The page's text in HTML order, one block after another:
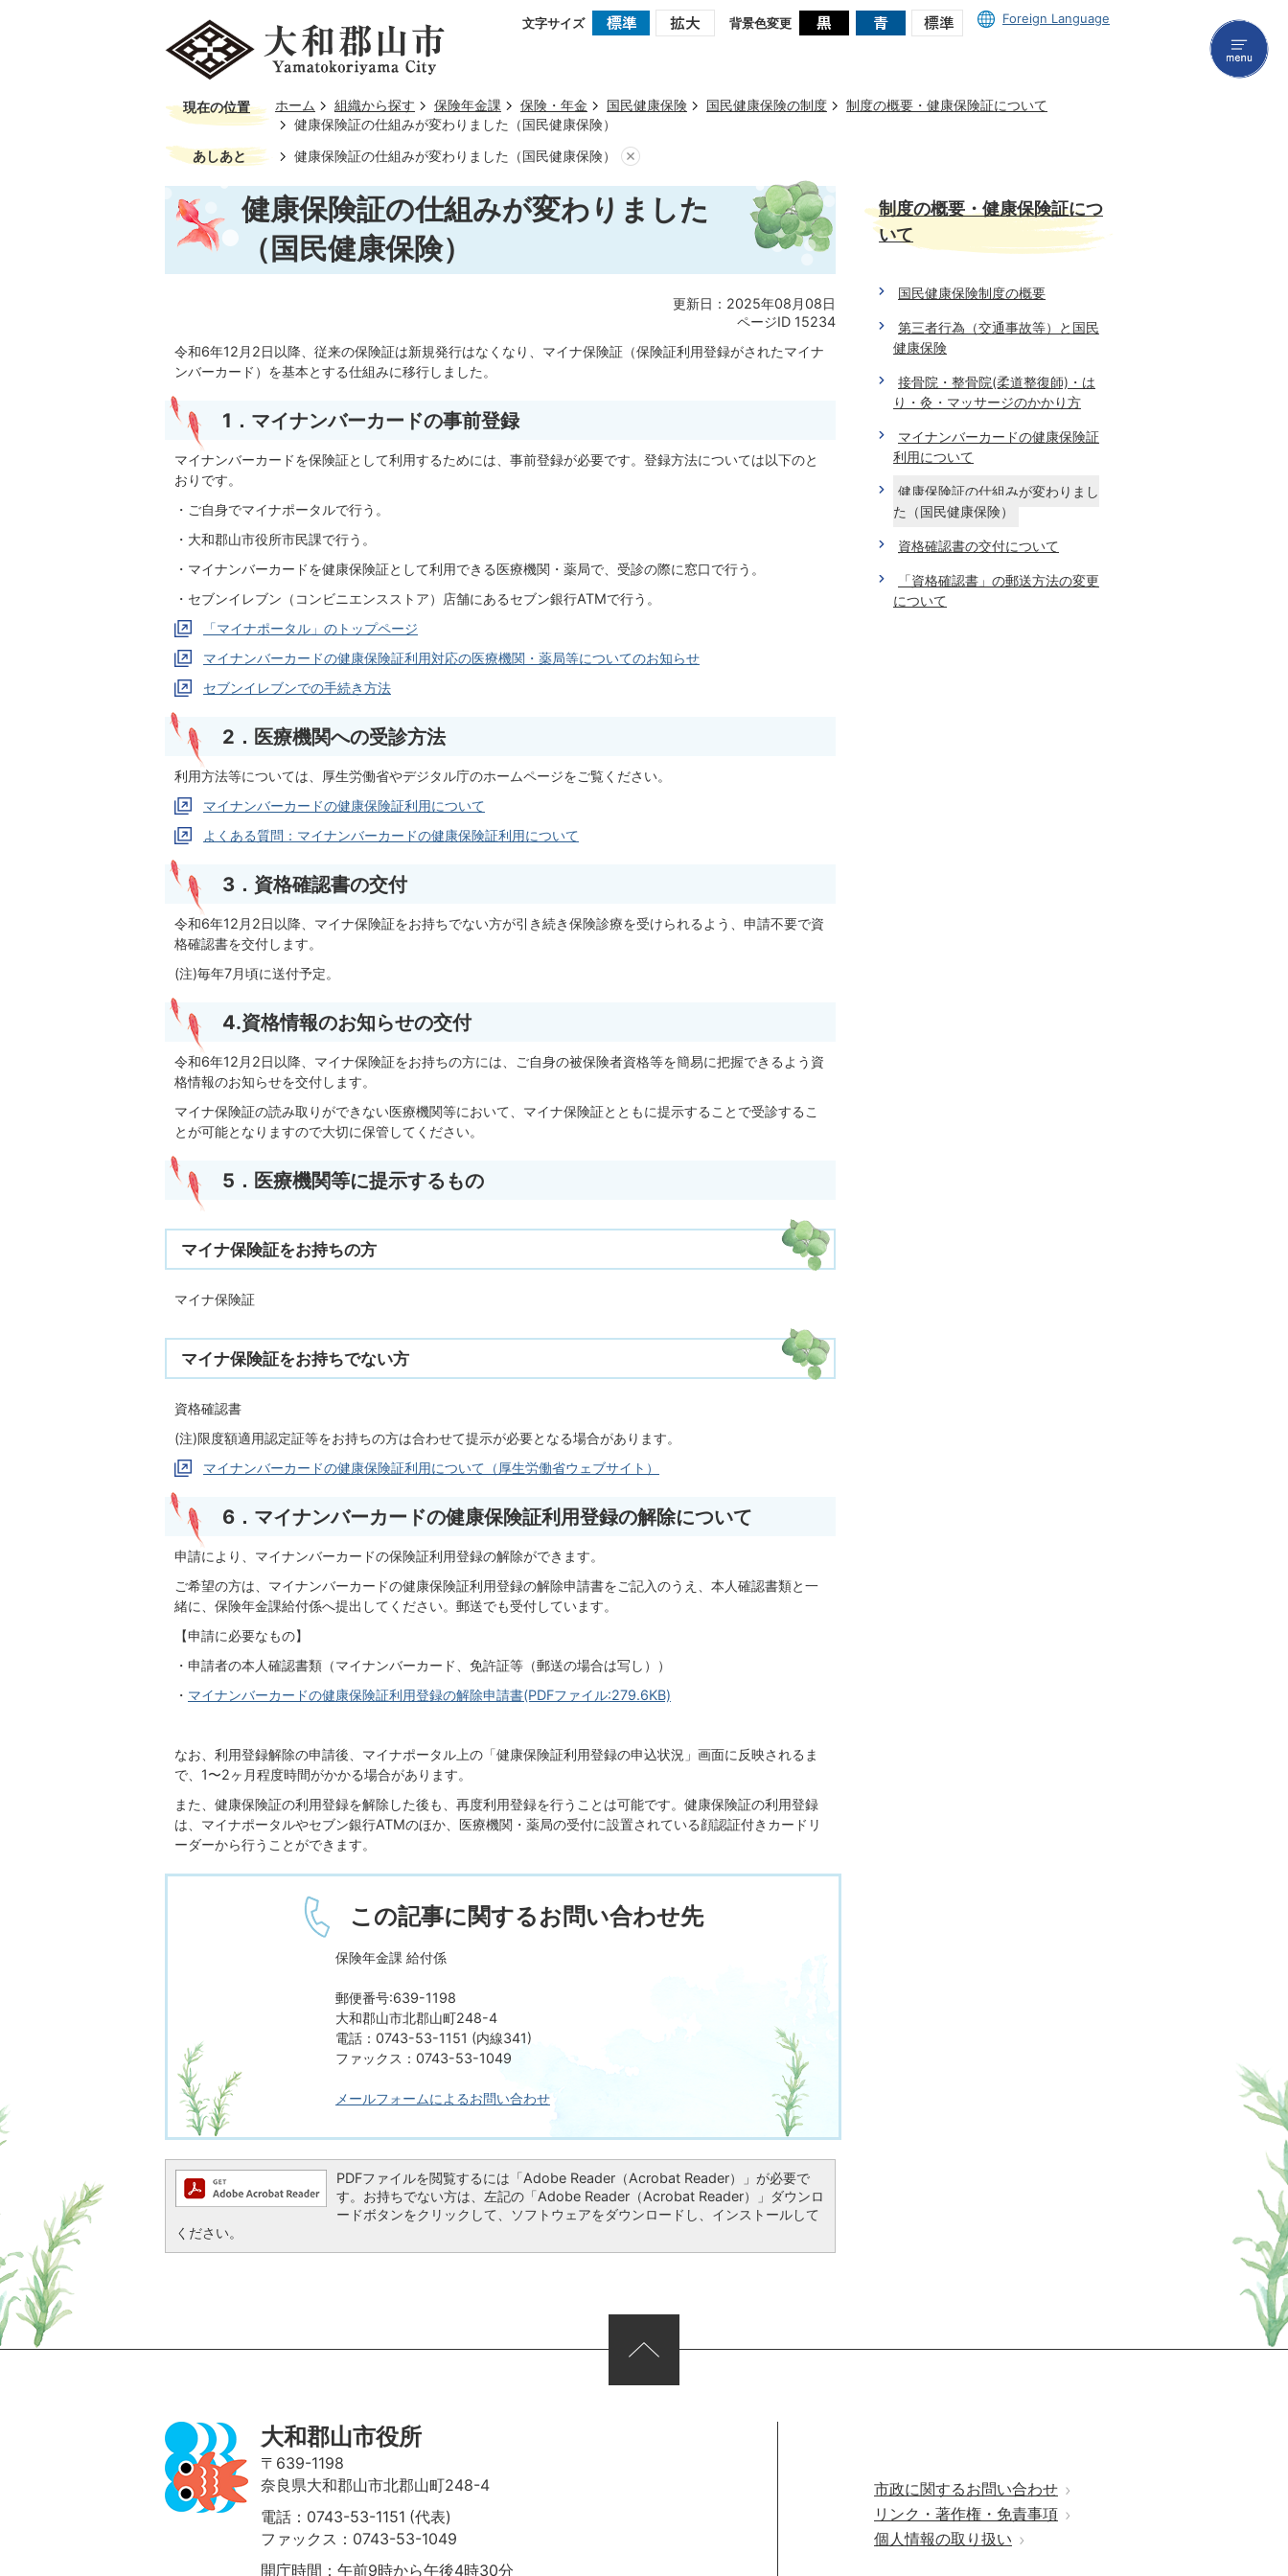
文字サイズ 背景色変更 Foreign Language
現在の位置 ホーム 組織から探す 保険年金課 保険・年金 国民健康保険 国民健康保険の制度
制度の概要・健康保険証について
健康保険証の仕組みが変わりました（国民健康保険）
あしあと 健康保険証の仕組みが変わりました（国民健康保険）
健康保険証の仕組みが変わりました
（国民健康保険）
更新日：2025年08月08日
ページID 15234
令和6年12月2日以降、従来の保険証は新規発行はなくなり、マイナ保険証（保険証利用登録がされたマイナ
ンバーカード）を基本とする仕組みに移行しました。
1．マイナンバーカードの事前登録
マイナンバーカードを保険証として利用するためには、事前登録が必要です。登録方法については以下のと
おりです。
・ご自身でマイナポータルで行う。
・大和郡山市役所市民課で行う。
・マイナンバーカードを健康保険証として利用できる医療機関・薬局で、受診の際に窓口で行う。
・セブンイレブン（コンビニエンスストア）店舗にあるセブン銀行ATMで行う。
「マイナポータル」のトップページ
マイナンバーカードの健康保険証利用対応の医療機関・薬局等についてのお知らせ
セブンイレブンでの手続き方法
2．医療機関への受診方法
利用方法等については、厚生労働省やデジタル庁のホームページをご覧ください。
マイナンバーカードの健康保険証利用について
よくある質問：マイナンバーカードの健康保険証利用について
3．資格確認書の交付
令和6年12月2日以降、マイナ保険証をお持ちでない方が引き続き保険診療を受けられるよう、申請不要で資
格確認書を交付します。
(注)毎年7月頃に送付予定。
4.資格情報のお知らせの交付
令和6年12月2日以降、マイナ保険証をお持ちの方には、ご自身の被保険者資格等を簡易に把握できるよう資
格情報のお知らせを交付します。
マイナ保険証の読み取りができない医療機関等において、マイナ保険証とともに提示することで受診するこ
とが可能となりますので大切に保管してください。
5．医療機関等に提示するもの
マイナ保険証をお持ちの方
マイナ保険証
マイナ保険証をお持ちでない方
資格確認書
(注)限度額適用認定証等をお持ちの方は合わせて提示が必要となる場合があります。
マイナンバーカードの健康保険証利用について（厚生労働省ウェブサイト）
6．マイナンバーカードの健康保険証利用登録の解除について
申請により、マイナンバーカードの保険証利用登録の解除ができます。
ご希望の方は、マイナンバーカードの健康保険証利用登録の解除申請書をご記入のうえ、本人確認書類と一
緒に、保険年金課給付係へ提出してください。郵送でも受付しています。
【申請に必要なもの】
・申請者の本人確認書類（マイナンバーカード、免許証等（郵送の場合は写し））
・ マイナンバーカードの健康保険証利用登録の解除申請書(PDFファイル:279.6KB)
なお、利用登録解除の申請後、マイナポータル上の「健康保険証利用登録の申込状況」画面に反映されるま
で、1〜2ヶ月程度時間がかかる場合があります。
また、健康保険証の利用登録を解除した後も、再度利用登録を行うことは可能です。健康保険証の利用登録
は、マイナポータルやセブン銀行ATMのほか、医療機関・薬局の受付に設置されている顔認証付きカードリ
ーダーから行うことができます。
この記事に関するお問い合わせ先
保険年金課 給付係
郵便番号:639-1198
大和郡山市北郡山町248-4
電話：0743-53-1151 (内線341)
ファックス：0743-53-1049
メールフォームによるお問い合わせ
PDFファイルを閲覧するには「Adobe Reader（Acrobat Reader）」が必要で
す。お持ちでない方は、左記の「Adobe Reader（Acrobat Reader）」ダウンロ
ードボタンをクリックして、ソフトウェアをダウンロードし、インストールして
ください。
制度の概要・健康保険証につ
いて
国民健康保険制度の概要
第三者行為（交通事故等）と国民
健康保険
接骨院・整骨院(柔道整復師)・は
り・灸・マッサージのかかり方
マイナンバーカードの健康保険証
利用について
健康保険証の仕組みが変わりまし
た（国民健康保険）
資格確認書の交付について
「資格確認書」の郵送方法の変更
について
大和郡山市役所
〒639-1198
奈良県大和郡山市北郡山町248-4
電話：0743-53-1151 (代表)
ファックス：0743-53-1049
開庁時間：午前9時から午後4時30分
市政に関するお問い合わせ
リンク・著作権・免責事項
個人情報の取り扱い